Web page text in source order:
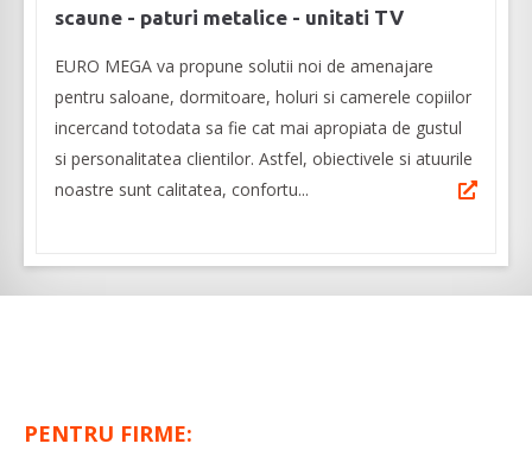
scaune - paturi metalice - unitati TV
EURO MEGA va propune solutii noi de amenajare
pentru saloane, dormitoare, holuri si camerele copiilor
incercand totodata sa fie cat mai apropiata de gustul
si personalitatea clientilor. Astfel, obiectivele si atuurile
noastre sunt calitatea, confortu...
PENTRU FIRME: